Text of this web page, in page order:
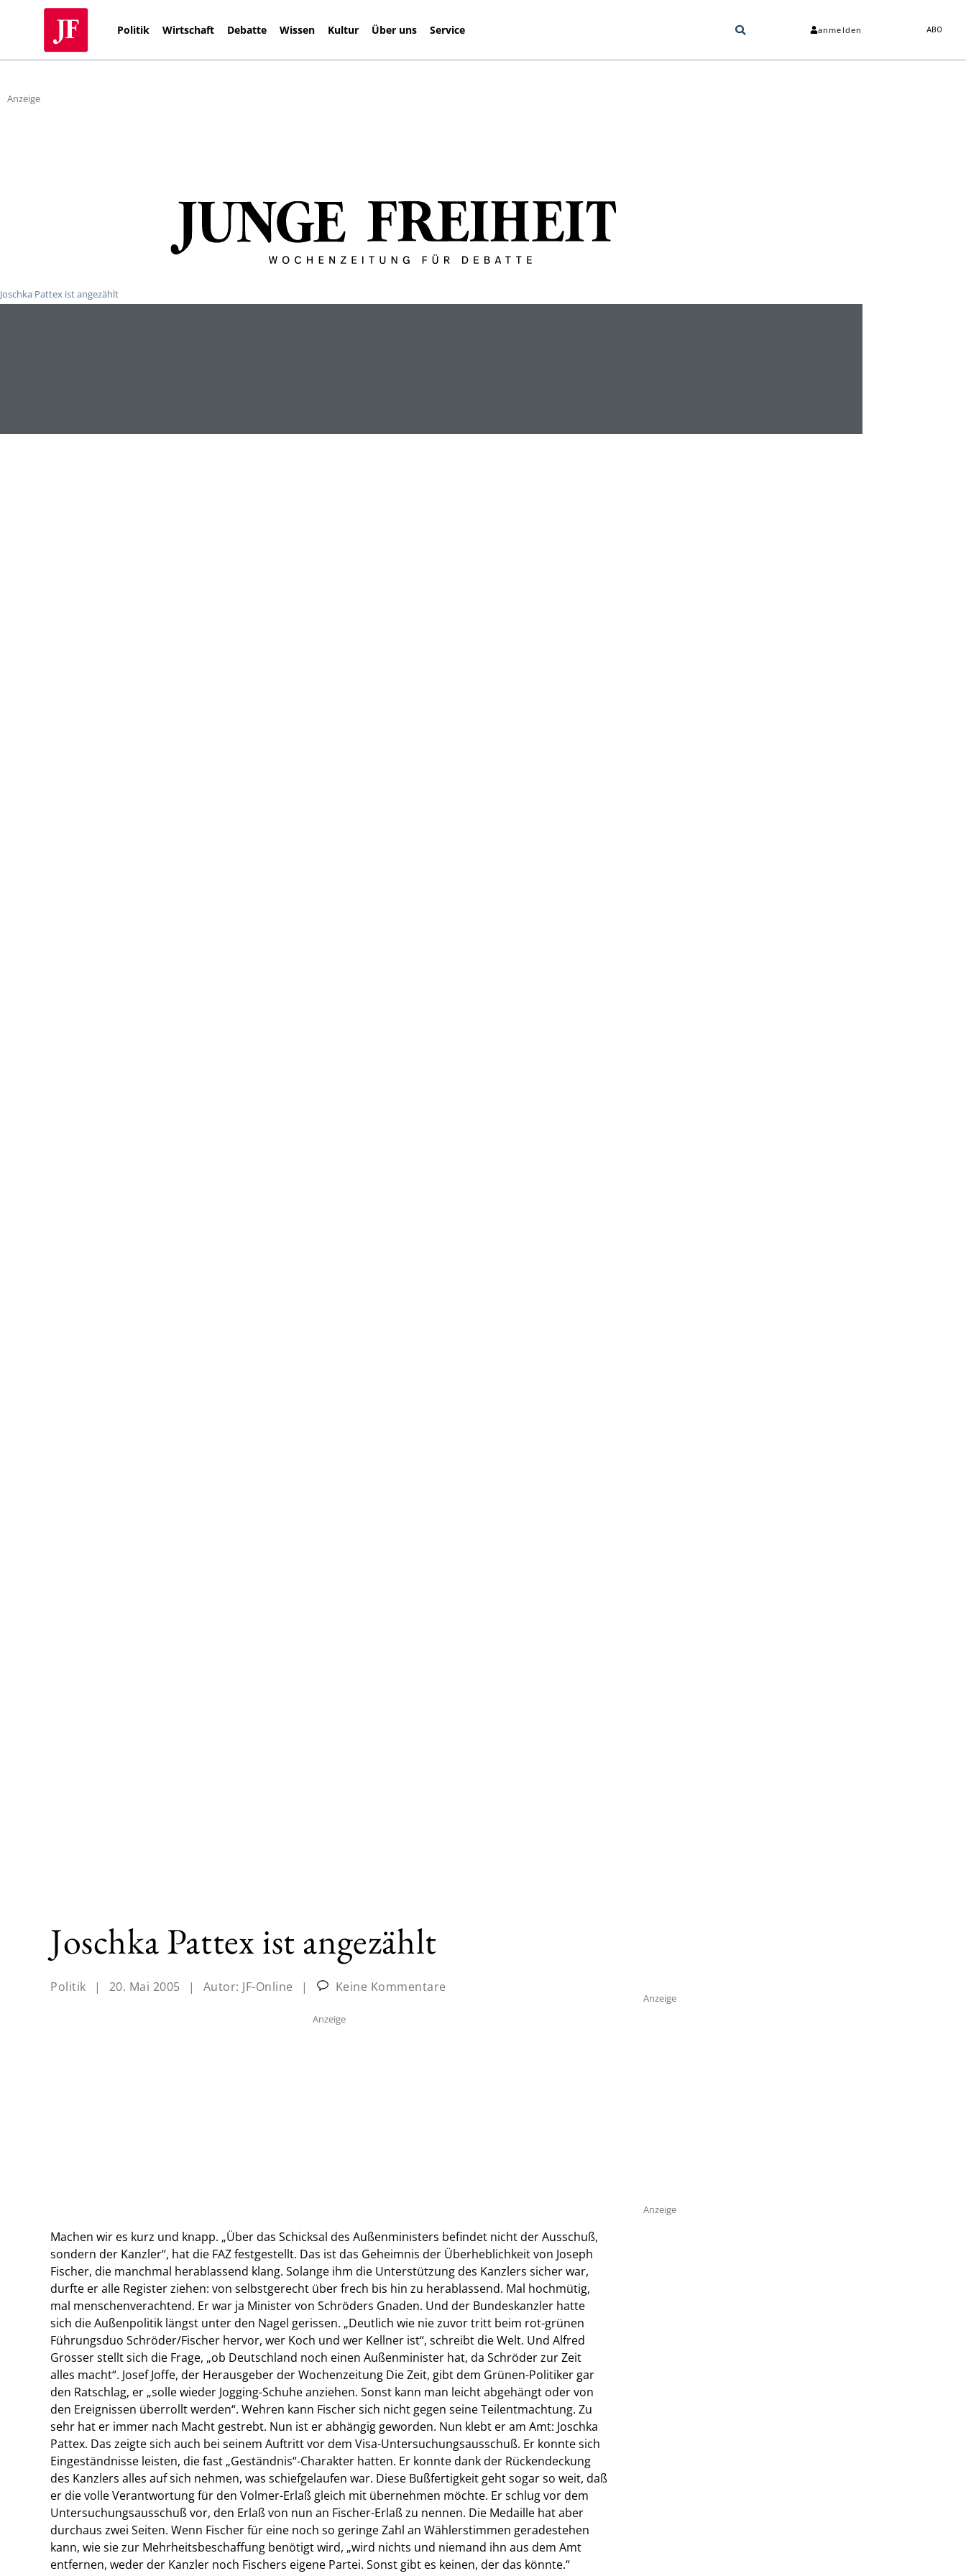
Politik Wirtschaft Debatte Wissen Kultur Über uns Service anmelden ABO
Anzeige
Joschka Pattex ist angezählt
Joschka Pattex ist angezählt
Politik | 20. Mai 2005 | Autor: JF-Online | Keine Kommentare
Anzeige
Machen wir es kurz und knapp. „Über das Schicksal des Außenministers befindet nicht der Ausschuß,
sondern der Kanzler“, hat die FAZ festgestellt. Das ist das Geheimnis der Überheblichkeit von Joseph
Fischer, die manchmal herablassend klang. Solange ihm die Unterstützung des Kanzlers sicher war,
durfte er alle Register ziehen: von selbstgerecht über frech bis hin zu herablassend. Mal hochmütig,
mal menschenverachtend. Er war ja Minister von Schröders Gnaden. Und der Bundeskanzler hatte
sich die Außenpolitik längst unter den Nagel gerissen. „Deutlich wie nie zuvor tritt beim rot-grünen
Führungsduo Schröder/Fischer hervor, wer Koch und wer Kellner ist“, schreibt die Welt. Und Alfred
Grosser stellt sich die Frage, „ob Deutschland noch einen Außenminister hat, da Schröder zur Zeit
alles macht“. Josef Joffe, der Herausgeber der Wochenzeitung Die Zeit, gibt dem Grünen-Politiker gar
den Ratschlag, er „solle wieder Jogging-Schuhe anziehen. Sonst kann man leicht abgehängt oder von
den Ereignissen überrollt werden“. Wehren kann Fischer sich nicht gegen seine Teilentmachtung. Zu
sehr hat er immer nach Macht gestrebt. Nun ist er abhängig geworden. Nun klebt er am Amt: Joschka
Pattex. Das zeigte sich auch bei seinem Auftritt vor dem Visa-Untersuchungsausschuß. Er konnte sich
Eingeständnisse leisten, die fast „Geständnis“-Charakter hatten. Er konnte dank der Rückendeckung
des Kanzlers alles auf sich nehmen, was schiefgelaufen war. Diese Bußfertigkeit geht sogar so weit, daß
er die volle Verantwortung für den Volmer-Erlaß gleich mit übernehmen möchte. Er schlug vor dem
Untersuchungsausschuß vor, den Erlaß von nun an Fischer-Erlaß zu nennen. Die Medaille hat aber
durchaus zwei Seiten. Wenn Fischer für eine noch so geringe Zahl an Wählerstimmen geradestehen
kann, wie sie zur Mehrheitsbeschaffung benötigt wird, „wird nichts und niemand ihn aus dem Amt
entfernen, weder der Kanzler noch Fischers eigene Partei. Sonst gibt es keinen, der das könnte.“
Anzeige
Anzeige